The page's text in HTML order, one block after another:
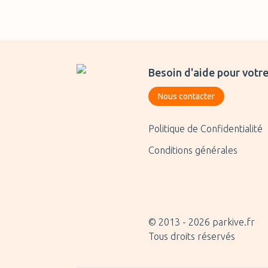
Besoin d'aide pour
Nous contacter
Politique de Confidentialité
Conditions générales
© 2013 - 2026 parkive.fr
Tous droits réservés